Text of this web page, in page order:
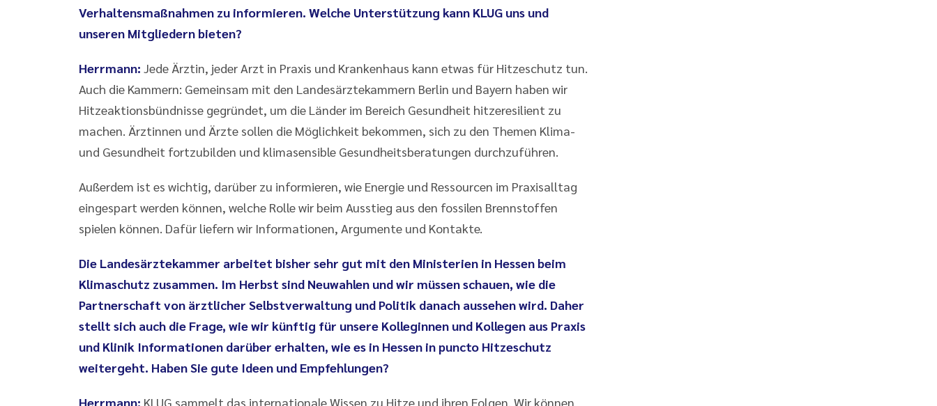
Verhaltensmaßnahmen zu informieren. Welche Unterstützung kann KLUG uns und
unseren Mitgliedern bieten?
Herrmann: Jede Ärztin, jeder Arzt in Praxis und Krankenhaus kann etwas für Hitzeschutz tun.
Auch die Kammern: Gemeinsam mit den Landesärztekammern Berlin und Bayern haben wir
Hitzeaktionsbündnisse gegründet, um die Länder im Bereich Gesundheit hitzeresilient zu
machen. Ärztinnen und Ärzte sollen die Möglichkeit bekommen, sich zu den Themen Klima-
und Gesundheit fortzubilden und klimasensible Gesundheitsberatungen durchzuführen.
Außerdem ist es wichtig, darüber zu informieren, wie Energie und Ressourcen im Praxisalltag
eingespart werden können, welche Rolle wir beim Ausstieg aus den fossilen Brennstoffen
spielen können. Dafür liefern wir Informationen, Argumente und Kontakte.
Die Landesärztekammer arbeitet bisher sehr gut mit den Ministerien in Hessen beim
Klimaschutz zusammen. Im Herbst sind Neuwahlen und wir müssen schauen, wie die
Partnerschaft von ärztlicher Selbstverwaltung und Politik danach aussehen wird. Daher
stellt sich auch die Frage, wie wir künftig für unsere Kolleginnen und Kollegen aus Praxis
und Klinik Informationen darüber erhalten, wie es in Hessen in puncto Hitzeschutz
weitergeht. Haben Sie gute Ideen und Empfehlungen?
Herrmann: KLUG sammelt das internationale Wissen zu Hitze und ihren Folgen. Wir können